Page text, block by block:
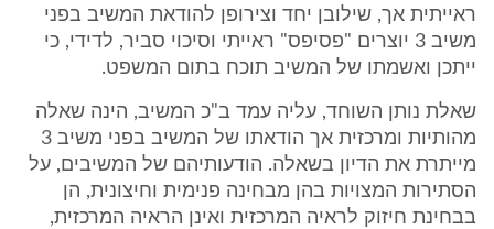
ראייתית אך, שילובן יחד וצירופן להודאת המשיב בפני
משיב 3 יוצרים "פסיפס" ראייתי וסיכוי סביר, לדידי, כי
ייתכן ואשמתו של המשיב תוכח בתום המשפט.
שאלת נותן השוחד, עליה עמד ב"כ המשיב, הינה שאלה
מהותיות ומרכזית אך הודאתו של המשיב בפני משיב 3
מייתרת את הדיון בשאלה. הודעותיהם של המשיבים, על
הסתירות המצויות בהן מבחינה פנימית וחיצונית, הן
בבחינת חיזוק לראיה המרכזית ואינן הראיה המרכזית,